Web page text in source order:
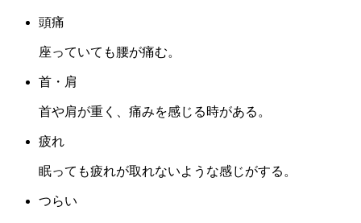
頭痛
座っていても腰が痛む。
首・肩
首や肩が重く、痛みを感じる時がある。
疲れ
眠っても疲れが取れないような感じがする。
つらい